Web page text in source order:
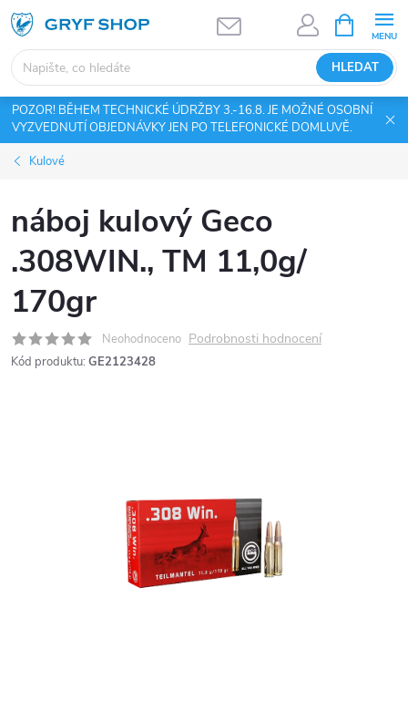
Přejít
na
obsah
HLEDAT
NÁKUPNÍ
KOŠÍK
POZOR! BĚHEM TECHNICKÉ ÚDRŽBY 3.-16.8. JE MOŽNÉ OSOBNÍ
VYZVEDNUTÍ OBJEDNÁVKY JEN PO TELEFONICKÉ DOMLUVĚ.
Kulové
náboj kulový Geco
.308WIN., TM 11,0g/
170gr
Neohodnoceno Podrobnosti hodnocení
Kód produktu: GE2123428